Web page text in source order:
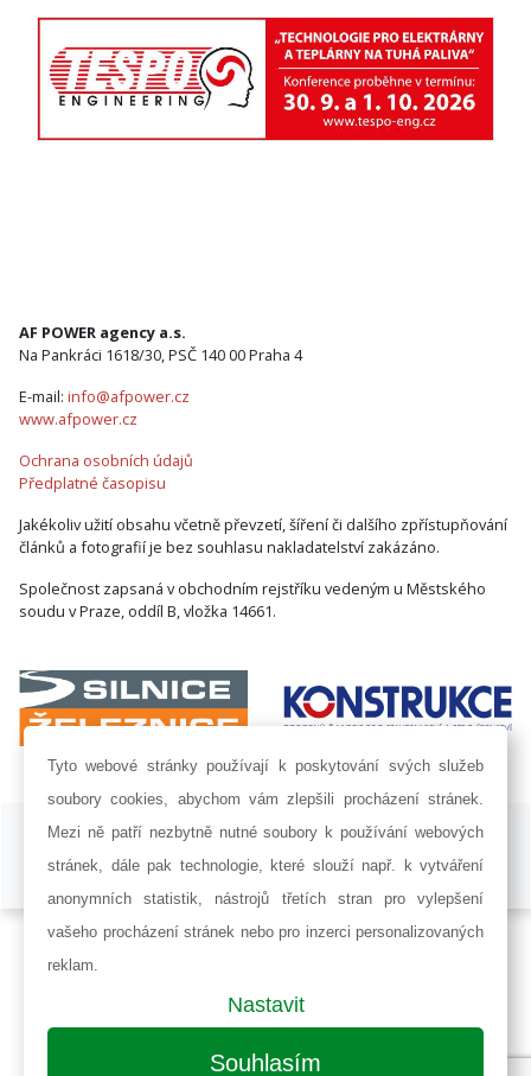
AF POWER agency a.s.
Na Pankráci 1618/30, PSČ 140 00 Praha 4
E-mail: info@afpower.cz
www.afpower.cz
Ochrana osobních údajů
Předplatné časopisu
Jakékoliv užití obsahu včetně převzetí, šíření či dalšího zpřístupňování
článků a fotografií je bez souhlasu nakladatelství zakázáno.
Společnost zapsaná v obchodním rejstříku vedeným u Městského
soudu v Praze, oddíl B, vložka 14661.
ISSN 1802-8535 © 2009 - 2026 AF POWER agency a.s. |
Nastavení
Developed by:
Railsformers s.r.o.
Tyto webové stránky používají k poskytování svých služeb
soubory cookies, abychom vám zlepšili procházení stránek.
Mezi ně patří nezbytně nutné soubory k používání webových
stránek, dále pak technologie, které slouží např. k vytváření
anonymních statistik, nástrojů třetích stran pro vylepšení
vašeho procházení stránek nebo pro inzerci personalizovaných
reklam.
Nastavit
Souhlasím